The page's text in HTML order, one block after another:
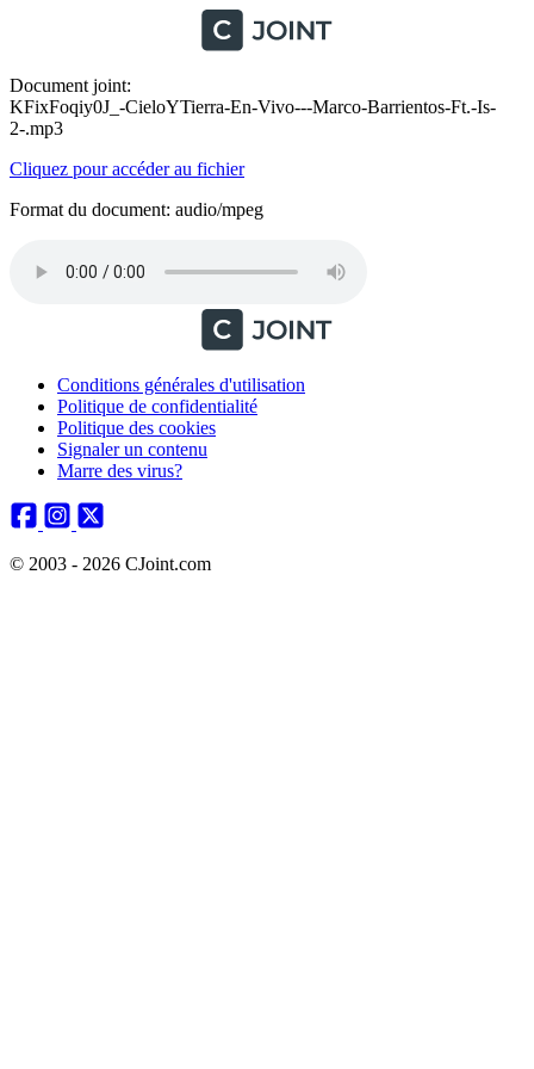
Document joint:
KFixFoqiy0J_-CieloYTierra-En-Vivo---Marco-Barrientos-Ft.-Is-
2-.mp3
Cliquez pour accéder au fichier
Format du document: audio/mpeg
Conditions générales d'utilisation
Politique de confidentialité
Politique des cookies
Signaler un contenu
Marre des virus?
© 2003 - 2026 CJoint.com